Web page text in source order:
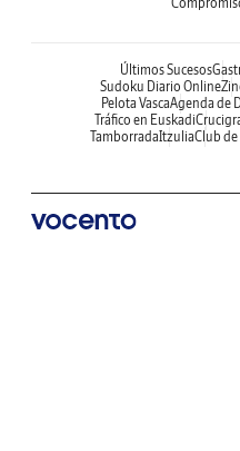
Últimos Sucesos
Sudoku Diario Online
Pelota VascaAgenda de
Tráfico en Euskadi
TamborradaItzuliaClub de